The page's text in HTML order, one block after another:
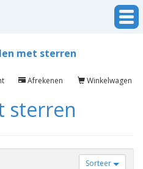
met sterren
Winkelwagen
Afrekenen
sterren
Sorteer